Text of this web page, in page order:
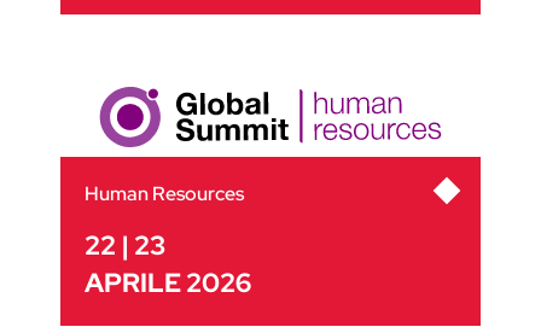
Human Resources
22 | 23
APRILE 2026